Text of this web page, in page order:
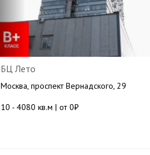
БЦ Лето
Москва, проспект Вернадского, 29
10 - 4080 кв.м | от 0₽